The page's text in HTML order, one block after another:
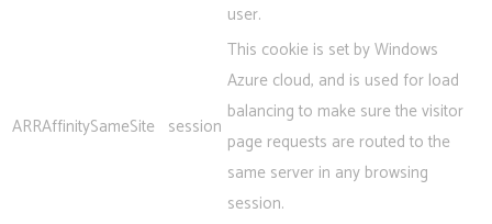
user.
ARRAffinitySameSite session
This cookie is set by Windows
Azure cloud, and is used for load
balancing to make sure the visitor
page requests are routed to the
same server in any browsing
session.